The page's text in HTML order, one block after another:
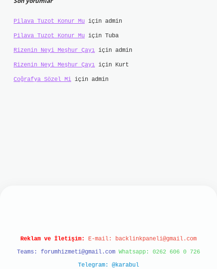
Pilava Tuzot Konur Mu için admin
Pilava Tuzot Konur Mu için Tuba
Rizenin Neyi Meşhur Çayı için admin
Rizenin Neyi Meşhur Çayı için Kurt
Coğrafya Sözel Mi için admin
Reklam ve İletişim: E-mail: backlinkpaneli@gmail.com
Teams: forumhizmeti@gmail.com Whatsapp: 0262 606 0 726
Telegram: @karabul